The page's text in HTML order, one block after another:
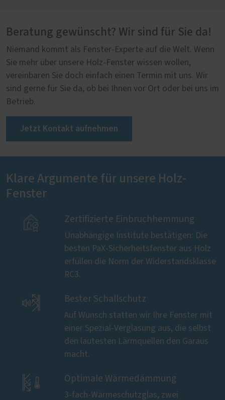
PaXpremium 78
Beratung gewünscht? Wir sind für Sie da!
Niemand kommt als Fenster-Experte auf die Welt. Wenn
Sie mehr über unsere Holz-Fenster wissen wollen,
vereinbaren Sie doch einfach einen Termin mit uns. Wir
sind gerne für Sie da, ob bei Ihnen vor Ort oder bei uns im
Betrieb.
Jetzt Kontakt aufnehmen
Klare Argumente für unsere Holz-
Fenster
 Zertifizierte Einbruchhemmung
Unabhängige Institute bestätigen: Die
besten PaX-Sicherheitsfenster aus Holz
erfüllen die Norm der Widerstandsklasse
RC3.
 Bester Schallschutz
Auf Wunsch statten wir Ihre Fenster mit
einer Spezial-Verglasung aus, die selbst
den lautesten Lärmquellen den Garaus
macht.
 Optimale Wärmedämmung
3-fach-Wärmeschutzglas, zwei